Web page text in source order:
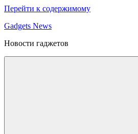
Перейти к содержимому
Gadgets News
Новости гаджетов